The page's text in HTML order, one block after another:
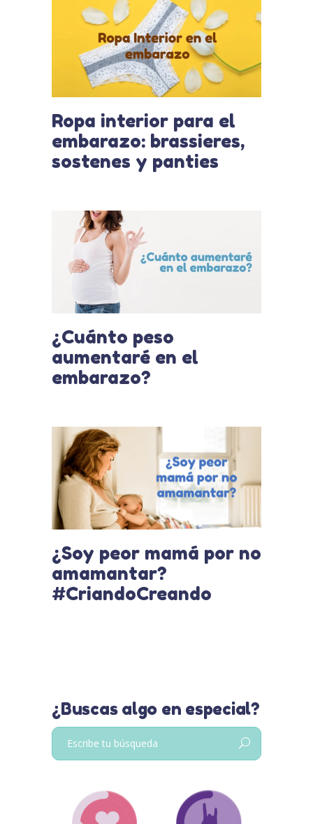
Ropa interior para el
embarazo: brassieres,
sostenes y panties
¿Cuánto peso
aumentaré en el
embarazo?
¿Soy peor mamá por no
amamantar?
#CriandoCreando
¿Buscas algo en especial?
Buscar: